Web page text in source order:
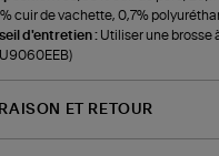
cuir de vachette, 0,7%
d'entretien : Utiliser une brosse
ET RETOUR